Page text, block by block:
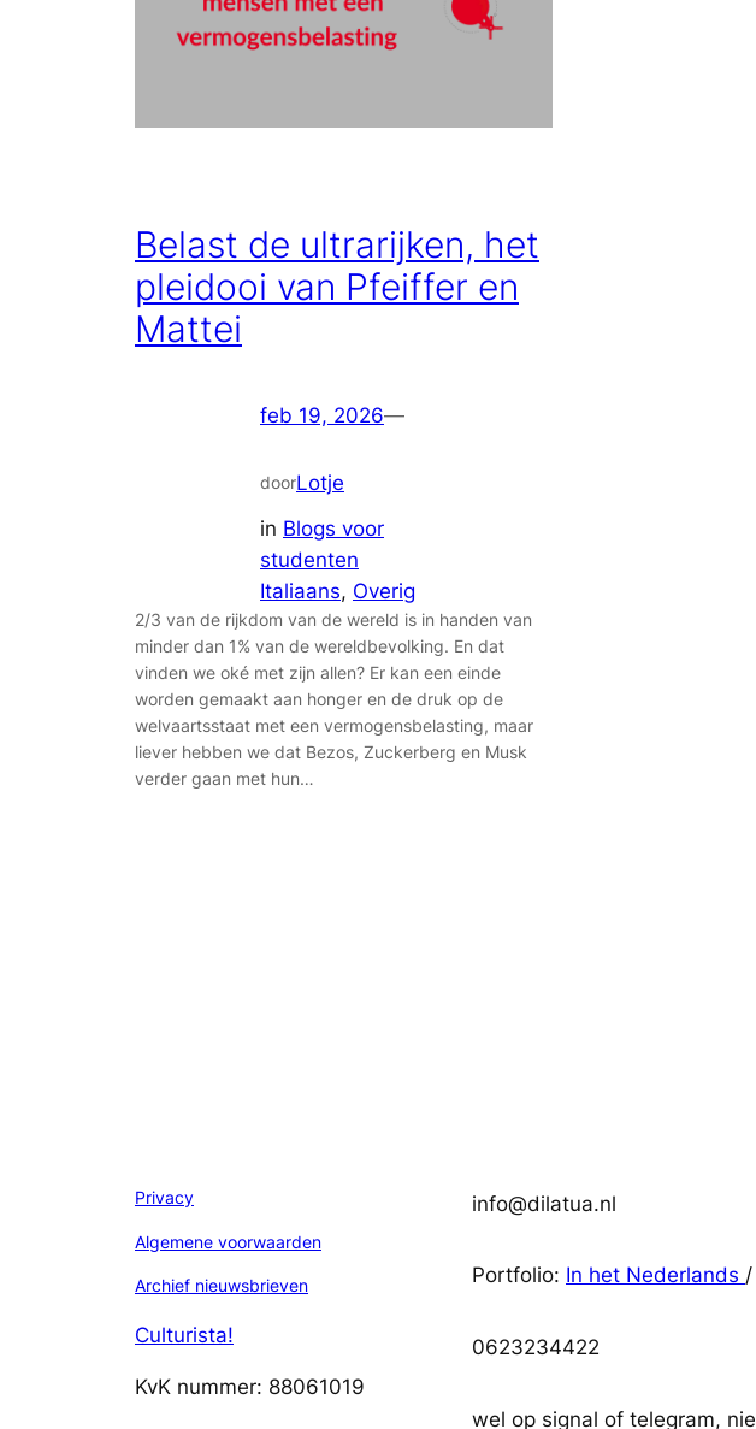
Belast de ultrarijken, het
pleidooi van Pfeiffer en
Mattei
feb 19, 2026—
doorLotje
in Blogs voor
studenten
Italiaans, Overig
2/3 van de rijkdom van de wereld is in handen van
minder dan 1% van de wereldbevolking. En dat
vinden we oké met zijn allen? Er kan een einde
worden gemaakt aan honger en de druk op de
welvaartsstaat met een vermogensbelasting, maar
liever hebben we dat Bezos, Zuckerberg en Musk
verder gaan met hun…
Privacy
Algemene voorwaarden
Archief nieuwsbrieven
Culturista!
KvK nummer: 88061019
info@dilatua.nl
Portfolio: In het Nederlands /
0623234422
wel op signal of telegram,